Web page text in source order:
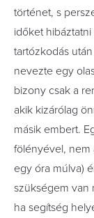
történet, s
időket
tartózkodás
nevezte egy
bizony csak a
akik kizárólag
másik embert.
fölényével, nem
egy óra múlva)
szükségem van
ha segítség